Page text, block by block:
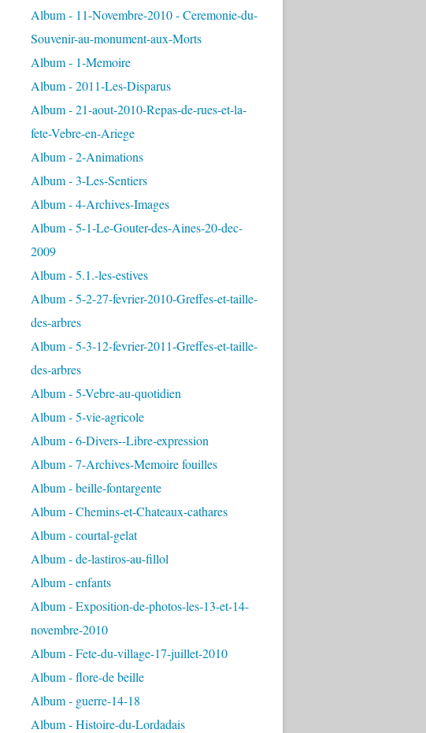
Album - 11-Novembre-2010 - Ceremonie-du-
Souvenir-au-monument-aux-Morts
Album - 1-Memoire
Album - 2011-Les-Disparus
Album - 21-aout-2010-Repas-de-rues-et-la-
fete-Vebre-en-Ariege
Album - 2-Animations
Album - 3-Les-Sentiers
Album - 4-Archives-Images
Album - 5-1-Le-Gouter-des-Aines-20-dec-
2009
Album - 5.1.-les-estives
Album - 5-2-27-fevrier-2010-Greffes-et-taille-
des-arbres
Album - 5-3-12-fevrier-2011-Greffes-et-taille-
des-arbres
Album - 5-Vebre-au-quotidien
Album - 5-vie-agricole
Album - 6-Divers--Libre-expression
Album - 7-Archives-Memoire fouilles
Album - beille-fontargente
Album - Chemins-et-Chateaux-cathares
Album - courtal-gelat
Album - de-lastiros-au-fillol
Album - enfants
Album - Exposition-de-photos-les-13-et-14-
novembre-2010
Album - Fete-du-village-17-juillet-2010
Album - flore-de beille
Album - guerre-14-18
Album - Histoire-du-Lordadais